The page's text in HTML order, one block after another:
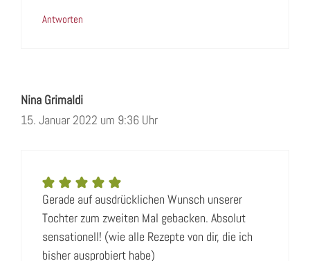
Antworten
Nina Grimaldi
15. Januar 2022 um 9:36 Uhr
Gerade auf ausdrücklichen Wunsch unserer
Tochter zum zweiten Mal gebacken. Absolut
sensationell! (wie alle Rezepte von dir, die ich
bisher ausprobiert habe)